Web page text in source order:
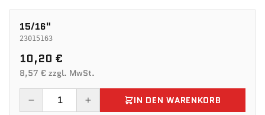
15/16"
23015163
10,20 €
8,57 € zzgl. MwSt.
IN DEN WARENKORB